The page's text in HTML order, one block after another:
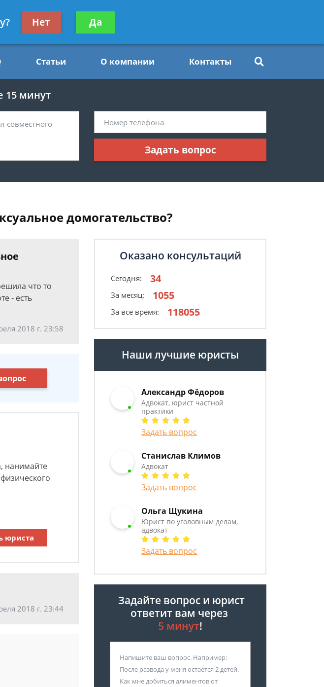
Получите консультацию
бесплатно
Статьи О компании Контакты
15 минут
Задать вопрос
домогательство?
что то
- есть
2018 г. 23:58
нанимайте
юриста
2018 г. 23:44
Оказано консультаций
Сегодня: 34
За месяц: 1055
За все время: 118055
Наши лучшие юристы
Александр Фёдоров
Адвокат, юрист частной
практики
Задать вопрос
Станислав Климов
Адвокат
Задать вопрос
Ольга Щукина
Юрист по уголовным делам,
адвокат
Задать вопрос
Задайте вопрос и юрист
ответит вам через
5 минут!
Нет Да